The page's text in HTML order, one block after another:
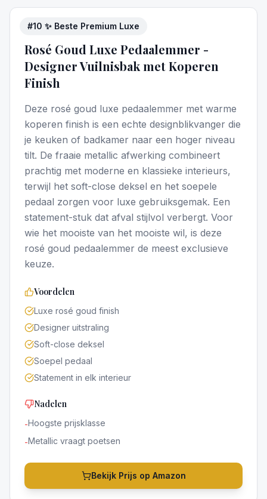
#10 ✨ Beste Premium Luxe
5/5
Rosé Goud Luxe Pedaalemmer -
Designer Vuilnisbak met Koperen
Finish
Deze rosé goud luxe pedaalemmer met warme
koperen finish is een echte designblikvanger die
je keuken of badkamer naar een hoger niveau
tilt. De fraaie metallic afwerking combineert
prachtig met moderne en klassieke interieurs,
terwijl het soft-close deksel en het soepele
pedaal zorgen voor luxe gebruiksgemak. Een
statement-stuk dat afval stijlvol verbergt. Voor
wie het mooiste van het mooiste wil, is deze
rosé goud pedaalemmer de meest exclusieve
keuze.
Voordelen
Luxe rosé goud finish
Designer uitstraling
Soft-close deksel
Soepel pedaal
Statement in elk interieur
Nadelen
-Hoogste prijsklasse
-Metallic vraagt poetsen
Bekijk Prijs op Amazon